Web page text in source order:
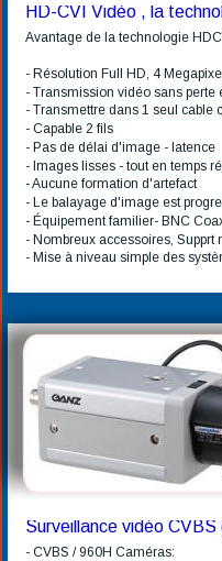
HD-CVI Vidéo , la
Avantage de la technologie
- Résolution Full HD, 4
- Transmission vidéo sans
- Transmettre dans 1 seul
- Capable 2 fils
- Pas de délai d'image - latence
- Images lisses - tout en temps
- Aucune formation d'artefact
- Le balayage d'image est
- Équipement familier- BNC
- Nombreux accessoires, Supprt
- Mise à niveau simple des
Surveillance vidéo
- CVBS / 960H Caméras: